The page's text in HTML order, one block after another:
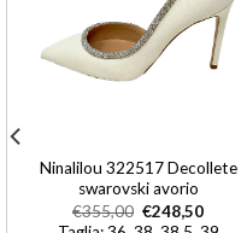
Ninalilou 322517 Decollete
swarovski avorio
€355,00 €248,50